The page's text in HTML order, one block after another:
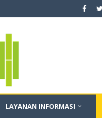
LAYANAN INFORMASI